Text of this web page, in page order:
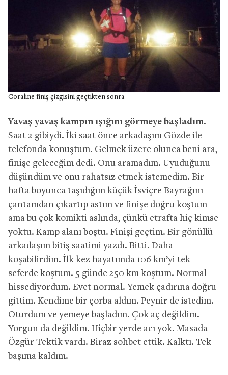
Coraline finiş çizgisini geçtikten sonra
Yavaş yavaş kampın ışığını görmeye başladım.
Saat 2 gibiydi. İki saat önce arkadaşım Gözde ile
telefonda konuştum. Gelmek üzere olunca beni ara,
finişe geleceğim dedi. Onu aramadım. Uyuduğunu
düşündüm ve onu rahatsız etmek istemedim. Bir
hafta boyunca taşıdığım küçük İsviçre Bayrağını
çantamdan çıkartıp astım ve finişe doğru koştum
ama bu çok komikti aslında, çünkü etrafta hiç kimse
yoktu. Kamp alanı boştu. Finişi geçtim. Bir gönüllü
arkadaşım bitiş saatimi yazdı. Bitti. Daha
koşabilirdim. İlk kez hayatımda 106 km’yi tek
seferde koştum. 5 günde 250 km koştum. Normal
hissediyordum. Evet normal. Yemek çadırına doğru
gittim. Kendime bir çorba aldım. Peynir de istedim.
Oturdum ve yemeye başladım. Çok aç değildim.
Yorgun da değildim. Hiçbir yerde acı yok. Masada
Özgür Tektik vardı. Biraz sohbet ettik. Kalktı. Tek
başıma kaldım.